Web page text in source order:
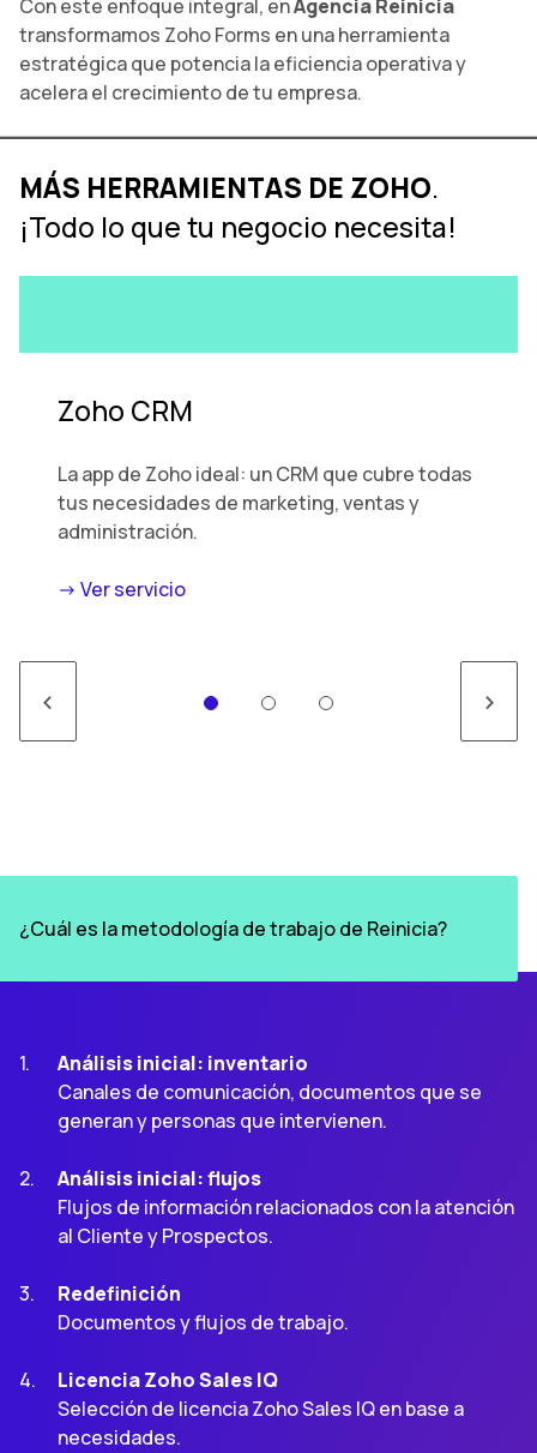
Con este enfoque integral, enAgencia Reinicia
transformamos Zoho Forms en una herramienta
estratégica que potencia la eficiencia operativa y
acelera el crecimiento de tu empresa.
MÁS HERRAMIENTAS DE ZOHO.
¡Todo lo que tu negocio necesita!
Zoho CRM
La app de Zoho ideal: un CRM que cubre todas
tus necesidades de marketing, ventas y
administración.
-> Ver servicio
< >
¿Cuál es la metodología de trabajo de Reinicia?
Análisis inicial: inventario
Canales de comunicación, documentos que se
generan y personas que intervienen.
Análisis inicial: flujos
Flujos de información relacionados con la atención
al Cliente y Prospectos.
Redefinición
Documentos y flujos de trabajo.
Licencia Zoho Sales IQ
Selección de licencia Zoho Sales IQ en base a
necesidades.